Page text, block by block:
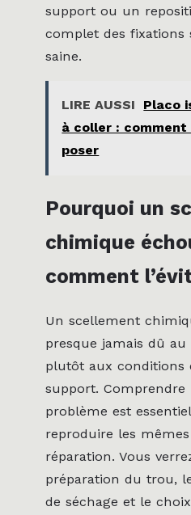
support ou un
complet des fixations
saine.
LIRE AUSSI
Placo
à coller : comment
poser
Pourquoi un
chimique
comment
Un scellement
presque jamais dû
plutôt aux conditions
support. Comprendre
problème est
reproduire les
réparation. Vous
préparation du trou,
de séchage et le